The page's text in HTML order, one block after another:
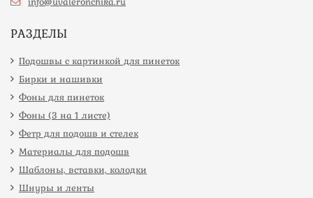
РАЗДЕЛЫ
Подошвы с картинкой для пинеток
Бирки и нашивки
Фоны для пинеток
Фоны (3 на 1 листе)
Фетр для подошв и стелек
Материалы для подошв
Шаблоны, вставки, колодки
Шнуры и ленты